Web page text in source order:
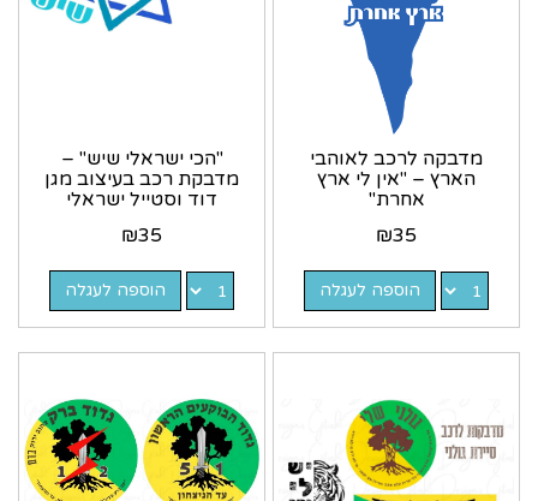
מדבקה לרכב לאוהבי
הארץ – "אין לי ארץ
אחרת"
₪35
הוספה לעגלה
"הכי ישראלי שיש" –
מדבקת רכב בעיצוב מגן
דוד וסטייל ישראלי
₪35
הוספה לעגלה